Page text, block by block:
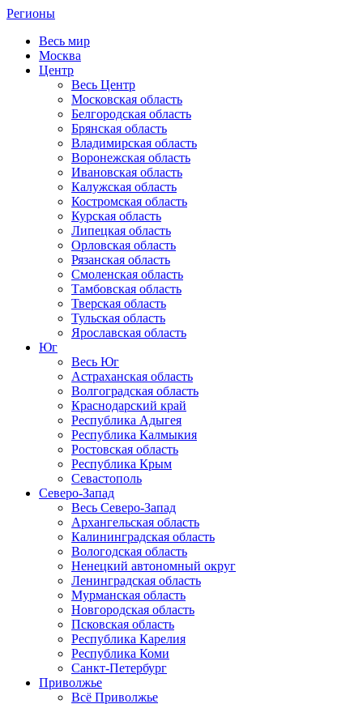
Регионы
Весь мир
Москва
Центр
Весь Центр
Московская область
Белгородская область
Брянская область
Владимирская область
Воронежская область
Ивановская область
Калужская область
Костромская область
Курская область
Липецкая область
Орловская область
Рязанская область
Смоленская область
Тамбовская область
Тверская область
Тульская область
Ярославская область
Юг
Весь Юг
Астраханская область
Волгоградская область
Краснодарский край
Республика Адыгея
Республика Калмыкия
Ростовская область
Республика Крым
Севастополь
Северо-Запад
Весь Северо-Запад
Архангельская область
Калининградская область
Вологодская область
Ненецкий автономный округ
Ленинградская область
Мурманская область
Новгородская область
Псковская область
Республика Карелия
Республика Коми
Санкт-Петербург
Приволжье
Всё Приволжье